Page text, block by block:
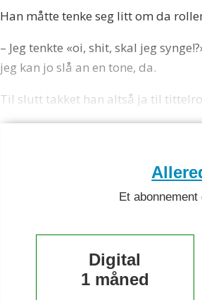
Han måtte tenke seg litt om da
– Jeg tenkte «oi, shit, skal jeg
jeg kan jo slå an en tone, da.
Til slutt takket han altså ja til
Et
Digital
1 måned